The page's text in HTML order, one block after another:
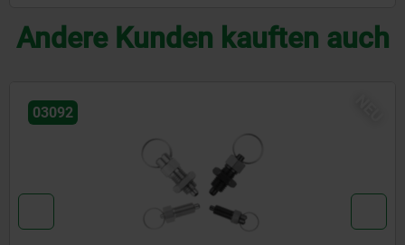
Andere Kunden kauften auch
03092